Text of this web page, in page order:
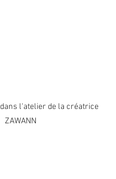
l'atelier de la créatrice
ZAWANN